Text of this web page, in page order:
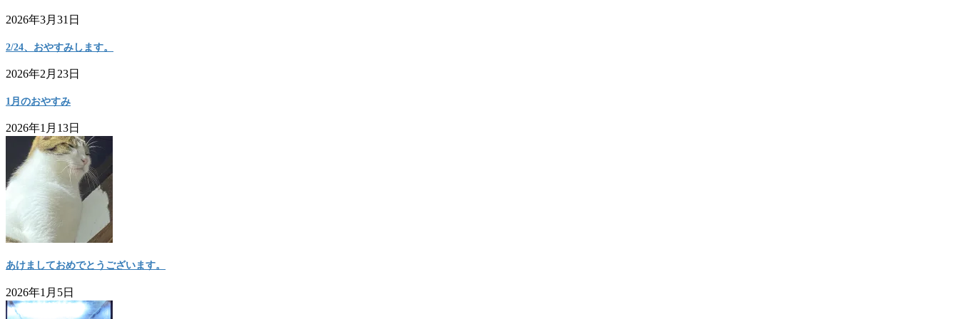
2026年3月31日
2/24、おやすみします。
2026年2月23日
1月のおやすみ
2026年1月13日
あけましておめでとうございます。
2026年1月5日